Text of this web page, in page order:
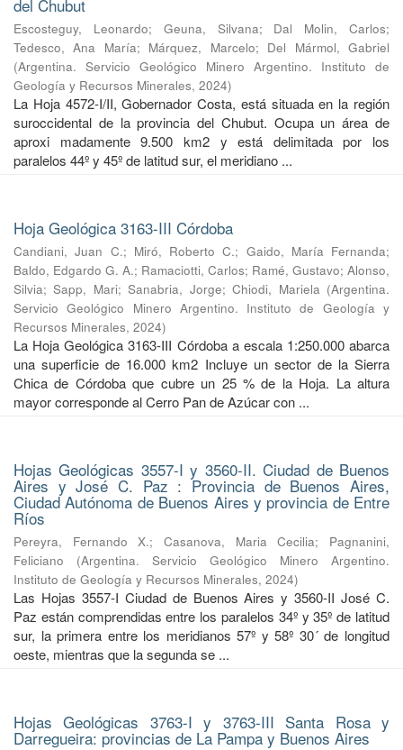
del Chubut
Escosteguy, Leonardo; Geuna, Silvana; Dal Molin, Carlos;
Tedesco, Ana María; Márquez, Marcelo; Del Mármol, Gabriel
(Argentina. Servicio Geológico Minero Argentino. Instituto de
Geología y Recursos Minerales, 2024)
La Hoja 4572-I/II, Gobernador Costa, está situada en la región
suroccidental de la provincia del Chubut. Ocupa un área de
aproxi madamente 9.500 km2 y está delimitada por los
paralelos 44º y 45º de latitud sur, el meridiano ...
Hoja Geológica 3163-III Córdoba
Candiani, Juan C.; Miró, Roberto C.; Gaido, María Fernanda;
Baldo, Edgardo G. A.; Ramaciotti, Carlos; Ramé, Gustavo; Alonso,
Silvia;Sapp, Mari;Sanabria, Jorge;Chiodi, Mariela (Argentina.
Servicio Geológico Minero Argentino. Instituto de Geología y
Recursos Minerales, 2024)
La Hoja Geológica 3163-III Córdoba a escala 1:250.000 abarca
una superficie de 16.000 km2 Incluye un sector de la Sierra
Chica de Córdoba que cubre un 25 % de la Hoja. La altura
mayor corresponde al Cerro Pan de Azúcar con ...
Hojas Geológicas 3557-I y 3560-II. Ciudad de Buenos
Aires y José C. Paz : Provincia de Buenos Aires,
Ciudad Autónoma de Buenos Aires y provincia de Entre
Ríos
Pereyra, Fernando X.;Casanova, Maria Cecilia; Pagnanini,
Feliciano
(Argentina. Servicio Geológico Minero Argentino.
Instituto de Geología y Recursos Minerales, 2024)
Las Hojas 3557-I Ciudad de Buenos Aires y 3560-II José C.
Paz están comprendidas entre los paralelos 34º y 35º de latitud
sur, la primera entre los meridianos 57º y 58º 30´ de longitud
oeste, mientras que la segunda se ...
Hojas Geológicas 3763-I y 3763-III Santa Rosa y
Darregueira: provincias de La Pampa y Buenos Aires